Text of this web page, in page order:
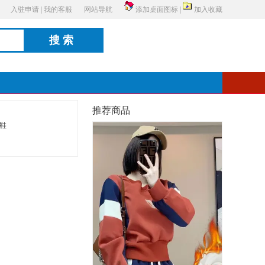
入驻申请 我的客服 网站导航 添加桌面图标 加入收藏
搜索
推荐商品